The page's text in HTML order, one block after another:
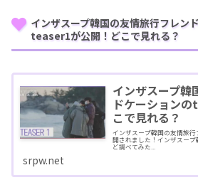
インザスープ韓国の友情旅行フレン
teaser1が公開！どこで見れる？
インザスープ韓
ドケーション
こで見れる？
インザスープ韓国の友情旅
開されました！インザスー
ど調べてみた...
srpw.net